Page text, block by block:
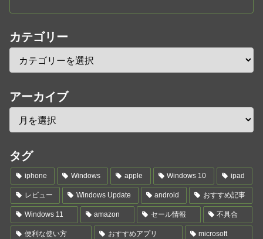
カテゴリー
アーカイブ
タグ
iphone Windows apple Windows 10 ipad
レビュー Windows Update android おすすめ記事
Windows 11 amazon セール情報 不具合
便利な使い方 おすすめアプリ microsoft